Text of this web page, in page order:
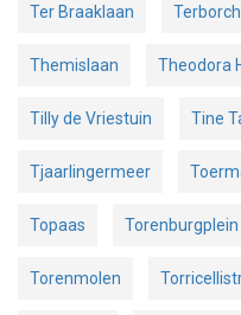
Ter Braaklaan
Themislaan Theodora
Tilly de Vriestuin Tine
Tjaarlingermeer
Topaas Torenburgplein
Torenmolen